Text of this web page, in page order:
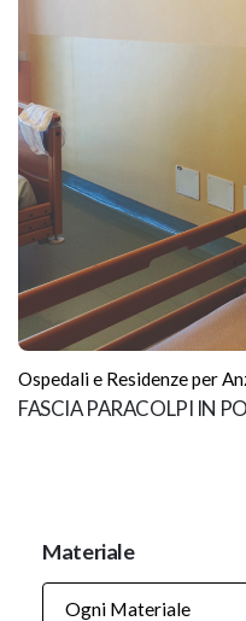
Ospedali e Residenze per
FASCIA PARACOLPI IN
Materiale
Ogni Materiale